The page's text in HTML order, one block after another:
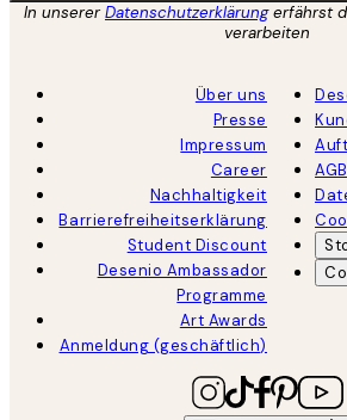
In unsererDatenschutzerklärungerfährst
verarbeiten
Über uns
Presse
Impressum
Career
Nachhaltigkeit
Barrierefreiheitserklärung
Student Discount
Desenio Ambassador
Programme
Art Awards
Anmeldung (geschäftlich)
AGB